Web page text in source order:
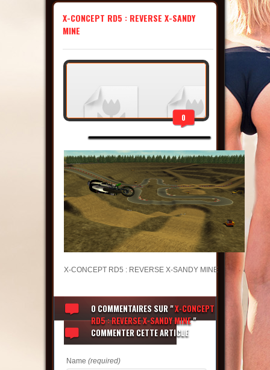
X-CONCEPT RD5 : REVERSE X-SANDY
MINE
0
X-CONCEPT RD5 : REVERSE X-SANDY MINE
0 COMMENTAIRESSUR "X-CONCEPT
RD5 : REVERSE X-SANDY MINE"
COMMENTER CETTE ARTICLE
Name (required)